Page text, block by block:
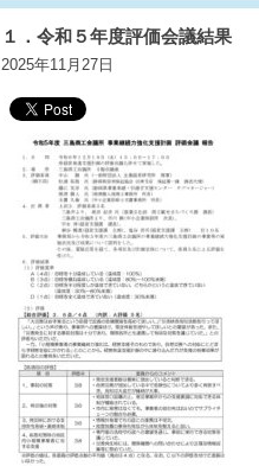
１．令和５年度評価会議結果
2025年11月27日